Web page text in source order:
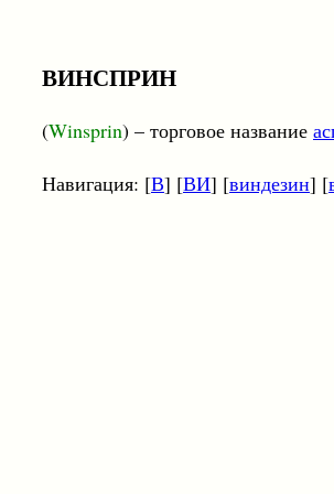
ВИНСПРИН
(Winsprin) – торговое название
Навигация: [В] [ВИ] [виндезин] [